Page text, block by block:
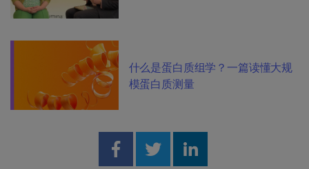
什么是蛋白质组学？一篇读懂大规
模蛋白质测量
Share on Facebook
Share on Twitter
Share on